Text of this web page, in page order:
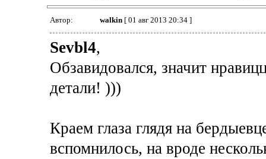
Автор: walkin[ 01 авг 2013 20:34 ]
Sevbl4,
Обзавидовался, значит
детали! )))
Краем глаза глядя на
вспомнилось, на вроде